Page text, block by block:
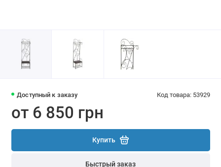
Доступный к заказу Код товара: 53929
от 6 850 грн
Купить
Быстрый заказ